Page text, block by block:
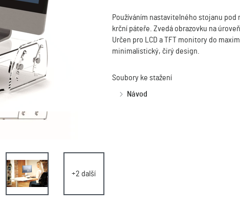
+2 další
Používáním nastavitelného stojanu
krční páteře. Zvedá obrazovku na
Určen pro LCD a TFT monitory do
minimalistický, čirý design.
Soubory ke stažení
Návod